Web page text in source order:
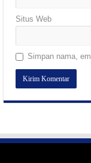
Situs Web
Simpan nama,